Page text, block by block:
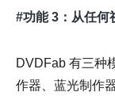
#功能 3：从任何
DVDFab 有三种
作器、蓝光制作